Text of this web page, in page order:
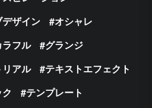
デザイン
オシャレ
ラフル
グランジ
アル
テキストエフェクト
テンプレート